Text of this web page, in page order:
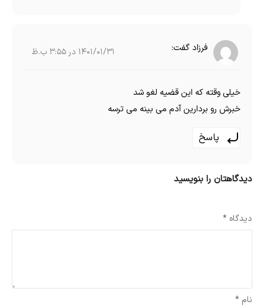
فرزاد گفت: 1401/01/31 در 3:55 ب.ظ
خیلی وقته که این قضیه لغو شد
خبرش رو بردارین آدم می بینه می ترسه
پاسخ
دیدگاهتان را بنویسید
دیدگاه *
نام *